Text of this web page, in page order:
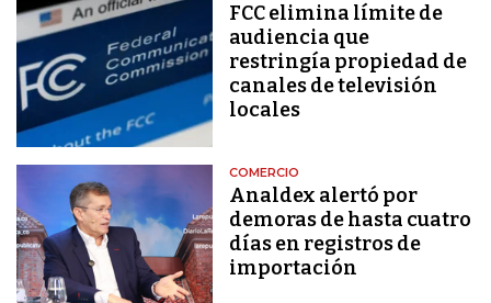
FCC elimina límite de
audiencia que
restringía propiedad de
canales de televisión
locales
COMERCIO
Analdex alertó por
demoras de hasta cuatro
días en registros de
importación